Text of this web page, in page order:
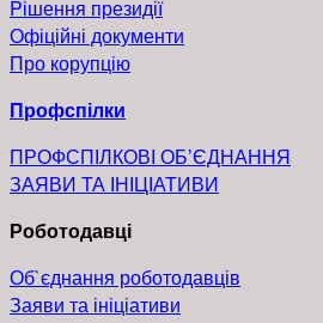
Pішення президії
Офіційні документи
Про корупцію
Профспілки
ПРОФСПІЛКОВІ ОБ’ЄДНАННЯ
ЗАЯВИ ТА ІНІЦІАТИВИ
Роботодавці
Об`єднання роботодавців
Заяви та ініціативи